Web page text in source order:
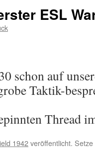
ESL
schon auf
Taktik-
Thread
1942veröffentlicht.